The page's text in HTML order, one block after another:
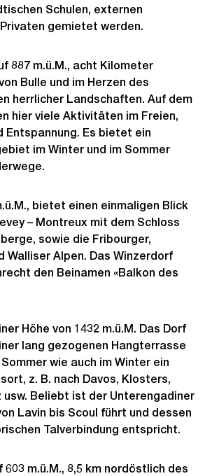
Schulen, externen
gemietet werden.
887 m.ü.M., acht Kilometer
Bulle und im Herzen des
herrlicher Landschaften. Auf dem
hier viele Aktivitäten im Freien,
Entspannung. Es bietet ein
im Winter und im Sommer
bietet einen einmaligen Blick
– Montreux mit dem Schloss
sowie die Fribourger,
Walliser Alpen. Das Winzerdorf
den Beinamen «Balkon des
Höhe von 1432 m.ü.M. Das Dorf
lang gezogenen Hangterrasse
wie auch im Winter ein
z. B. nach Davos, Klosters,
usw. Beliebt ist der Unterengadiner
Lavin bis Scoul führt und dessen
Talverbindung entspricht.
m.ü.M., 8,5 km nordöstlich des